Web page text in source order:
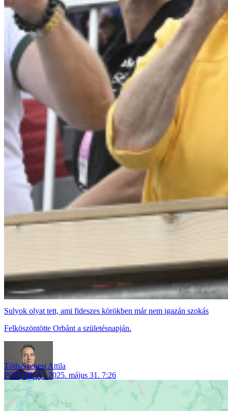
Sulyok olyat tett, ami fideszes körökben már nem igazán szokás
Felköszöntötte Orbánt a születésnapján.
Tóth-Szenesi Attila
POLITIKA
2025. május 31. 7:26